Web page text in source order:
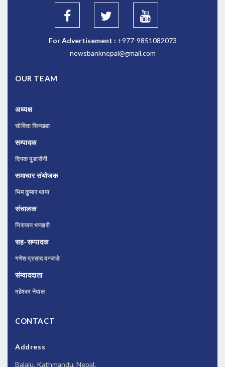
For Advertisement : +977-9851082073
newsbanknepal@gmail.com
OUR TEAM
अध्यक्ष
सोविता सिम्खडा
सम्पादक
दिपक पुडासैनी
समाचार संयोजक
भिम कुमार थापा
संचालक
निराजन भण्डारी
सह-सम्पादक
गणेश प्रसाद वन्जाडे
संम्वाददाता
महेश्वर नेपाल
CONTACT
Address
Balaju, Kathmandu, Nepal.